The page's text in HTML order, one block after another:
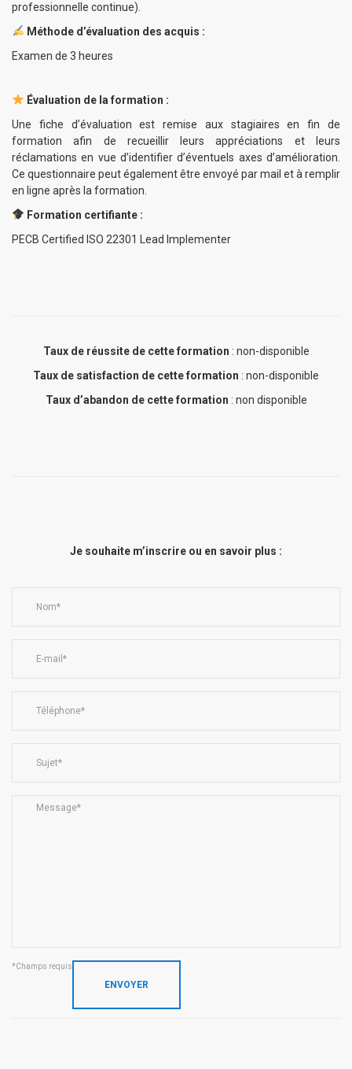
professionnelle continue).
Méthode d’évaluation des acquis :
Examen de 3 heures
Évaluation de la formation :
Une fiche d’évaluation est remise aux stagiaires en fin de
formation afin de recueillir leurs appréciations et leurs
réclamations en vue d’identifier d’éventuels axes d’amélioration.
Ce questionnaire peut également être envoyé par mail et à remplir
en ligne après la formation.
Formation certifiante :
PECB Certified ISO 22301 Lead Implementer
Taux de réussite de cette formation : non-disponible
Taux de satisfaction de cette formation : non-disponible
Taux d’abandon de cette formation : non disponible
Je souhaite m’inscrire ou en savoir plus :
*Champs requis